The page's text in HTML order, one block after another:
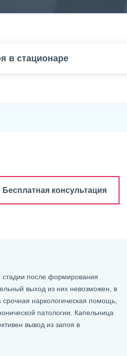
в стационаре
Бесплатная консультация
стадии после формирования
выход из них невозможен, в
наркологическая помощь,
патологии. Капельница
вывод из запоя в